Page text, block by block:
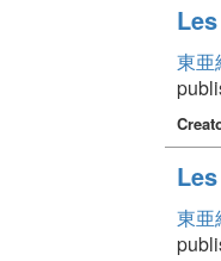
東亜
東亜